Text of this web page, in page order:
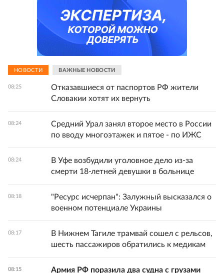
НОВОСТИ ВАЖНЫЕ НОВОСТИ
08:25
Отказавшиеся от паспортов РФ жители
Словакии хотят их вернуть
08:24
Средний Урал занял второе место в России
по вводу многоэтажек и пятое - по ИЖС
08:24
В Уфе возбудили уголовное дело из-за
смерти 18-летней девушки в больнице
08:18
"Ресурс исчерпан": Залужный высказался о
военном потенциале Украины
08:17
В Нижнем Тагиле трамвай сошел с рельсов,
шесть пассажиров обратились к медикам
08:15
Армия РФ поразила два судна с грузами